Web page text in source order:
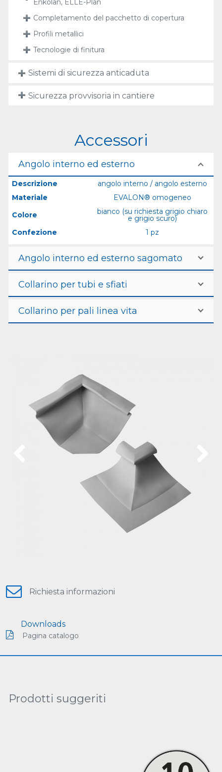
Enkolan, ELLE-Plan
Completamento del pacchetto di copertura
Profili metallici
Tecnologie di finitura
Sistemi di sicurezza anticaduta
Sicurezza provvisoria in cantiere
Accessori
Angolo interno ed esterno
Descrizione
angolo interno / angolo esterno
Materiale
EVALON® omogeneo
Colore
bianco (su richiesta grigio chiaro
e grigio scuro)
Confezione
1 pz
Angolo interno ed esterno sagomato
Collarino per tubi e sfiati
Collarino per pali linea vita
Richiesta informazioni
Downloads
Pagina catalogo
Prodotti suggeriti